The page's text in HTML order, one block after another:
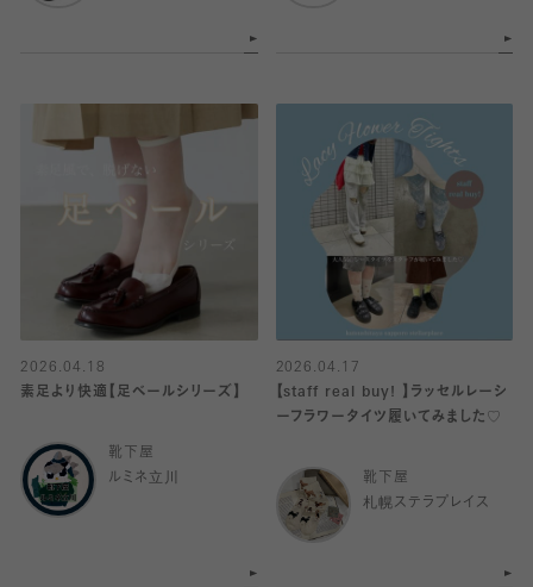
2026.04.18
素足より快適【足ベールシリーズ】
靴下屋
ルミネ立川
2026.04.17
【staff real buy! 】ラッセルレーシ
ーフラワータイツ履いてみました♡
靴下屋
札幌ステラプレイス